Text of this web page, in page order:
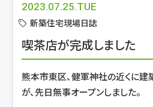
2023.07.25.TUE
新築住宅現場日誌
喫茶店が完成しました
熊本市東区、健軍神社の近くに
が、先日無事オープンしました。